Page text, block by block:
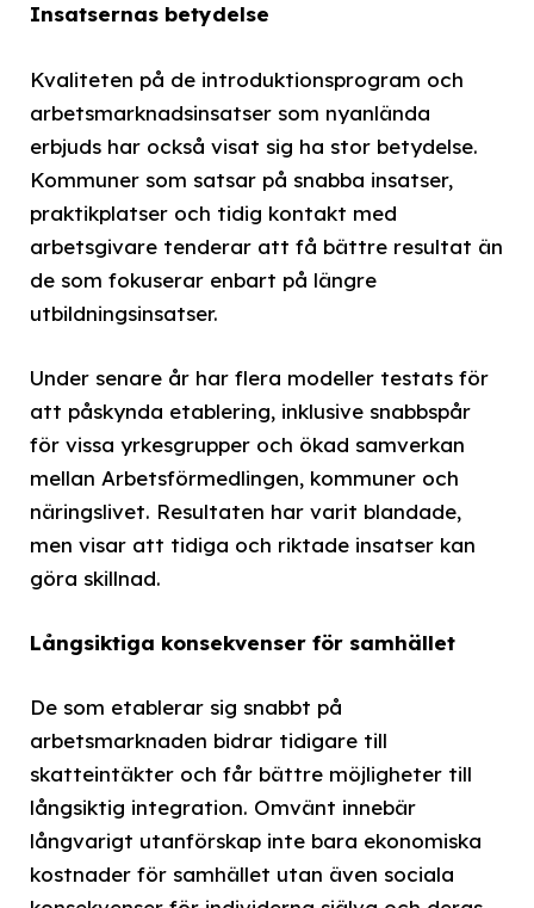
Insatsernas betydelse
Kvaliteten på de introduktionsprogram och
arbetsmarknadsinsatser som nyanlända
erbjuds har också visat sig ha stor betydelse.
Kommuner som satsar på snabba insatser,
praktikplatser och tidig kontakt med
arbetsgivare tenderar att få bättre resultat än
de som fokuserar enbart på längre
utbildningsinsatser.
Under senare år har flera modeller testats för
att påskynda etablering, inklusive snabbspår
för vissa yrkesgrupper och ökad samverkan
mellan Arbetsförmedlingen, kommuner och
näringslivet. Resultaten har varit blandade,
men visar att tidiga och riktade insatser kan
göra skillnad.
Långsiktiga konsekvenser för samhället
De som etablerar sig snabbt på
arbetsmarknaden bidrar tidigare till
skatteintäkter och får bättre möjligheter till
långsiktig integration. Omvänt innebär
långvarigt utanförskap inte bara ekonomiska
kostnader för samhället utan även sociala